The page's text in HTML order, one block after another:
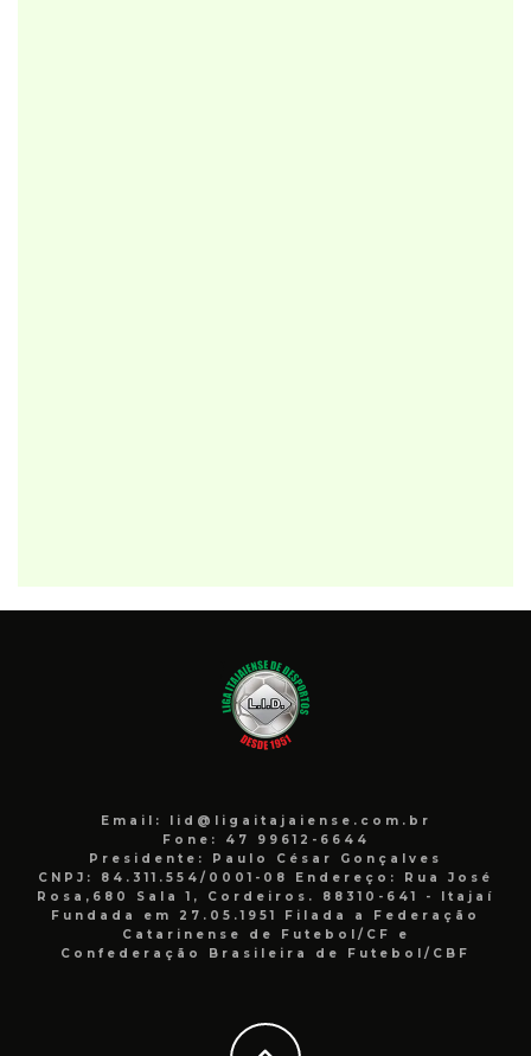
Email: lid@ligaitajaiense.com.br
Fone: 47 99612-6644
Presidente: Paulo César Gonçalves
CNPJ: 84.311.554/0001-08 Endereço: Rua José
Rosa,680 Sala 1, Cordeiros. 88310-641 - Itajaí
Fundada em 27.05.1951 Filada a Federação
Catarinense de Futebol/CF e
Confederação Brasileira de Futebol/CBF